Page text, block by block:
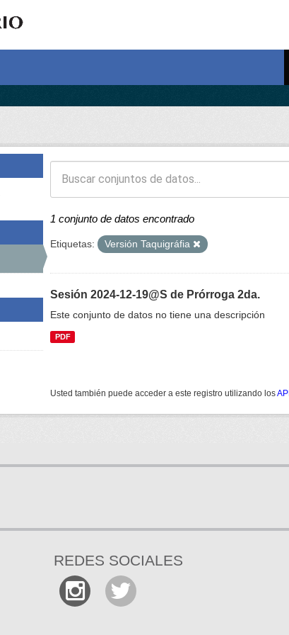
1 conjunto de datos encontrado
Etiquetas: Versión Taquigráfia
Sesión 2024-12-19@S de Prórroga 2da.
Este conjunto de datos no tiene una descripción
PDF
Usted también puede acceder a este registro utilizando losAPI
REDES SOCIALES